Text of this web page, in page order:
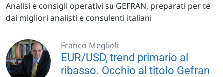
Analisi e consigli operativi su GEFRAN, preparati per te
dai migliori analisti e consulenti italiani
Franco Meglioli
EUR/USD, trend primario al
ribasso. Occhio al titolo Gefran